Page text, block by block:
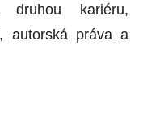
druhou kariéru,
autorská práva a